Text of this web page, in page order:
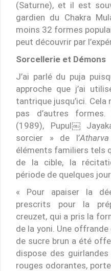
(Saturne), et il est
gardien du Chakra
moins 32 formes
peut découvrir par
Sorcellerie et Démons
J’ai parlé du puja
approche que j’ai
tantrique jusqu’ici. Cela
pas d’autres formes.
(1989), Pupul￼
sorcier » de l’
éléments familiers tels
de la cible, la
période de quelques
« Pour apaiser la
prescrits pour la
creuzet, qui a pris la
de la yoni. Une
de sucre brun a été
dispose des
rouges odorantes,